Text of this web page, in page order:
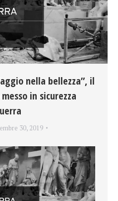
nella bellezza”, il
in sicurezza
30, 2019